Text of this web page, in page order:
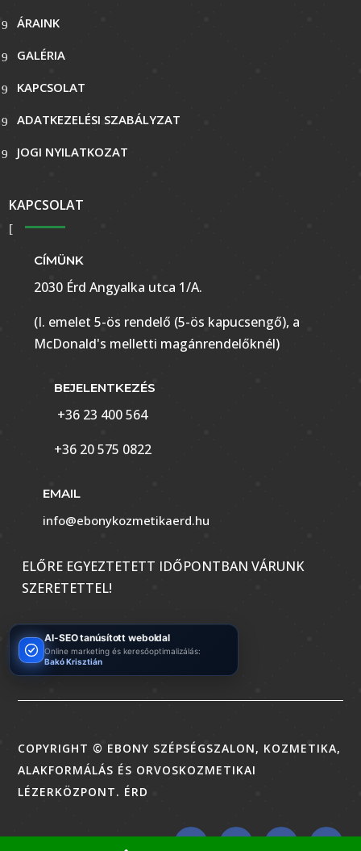
ÁRAINK
GALÉRIA
KAPCSOLAT
ADATKEZELÉSI SZABÁLYZAT
JOGI NYILATKOZAT
KAPCSOLAT
CÍMÜNK
2030 Érd Angyalka utca 1/A.
(I. emelet 5-ös rendelő (5-ös kapucsengő), a
McDonald's melletti magánrendelőknél)
BEJELENTKEZÉS
+36 23 400 564
+36 20 575 0822
EMAIL
info@ebonykozmetikaerd.hu
ELŐRE EGYEZTETETT IDŐPONTBAN VÁRUNK
SZERETETTEL!
AI-SEO tanúsított weboldal
Online marketing és keresőoptimalizálás:
Bakó Krisztián
COPYRIGHT © EBONY SZÉPSÉGSZALON, KOZMETIKA,
ALAKFORMÁLÁS ÉS ORVOSKOZMETIKAI
LÉZERKÖZPONT. ÉRD